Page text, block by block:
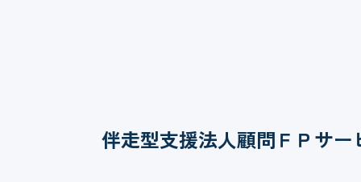
伴走型支援法人顧問ＦＰサー